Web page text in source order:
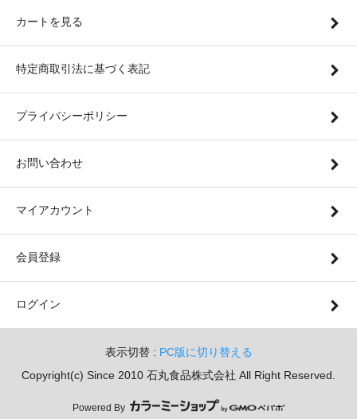
カートを見る
特定商取引法に基づく表記
プライバシーポリシー
お問い合わせ
マイアカウント
会員登録
ログイン
表示切替 : PC版に切り替える
Copyright(c) Since 2010 石丸食品株式会社 All Right Reserved.
Powered By